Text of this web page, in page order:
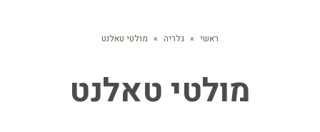
ראשי » גלריה » מולטי טאלנט
מולטי טאלנט